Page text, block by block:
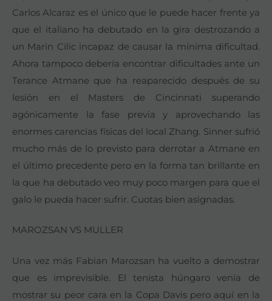
Carlos Alcaraz es el único que le puede hacer frente ya
que el italiano ha debutado en la gira destrozando a
un Marin Cilic incapaz de causar la mínima dificultad.
Ahora tampoco debería encontrar dificultades ante un
Terance Atmane que ha reaparecido después de su
lesión en el Masters de Cincinnati superando
agónicamente la fase previa y aprovechando las
enormes carencias físicas del local Zhang. Sinner sufrió
mucho más de lo previsto para derrotar a Atmane en
el último precedente pero en la forma tan brillante en
la que ha debutado veo muy poco margen para que el
galo le pueda hacer sufrir. Cuotas bien asignadas.
MAROZSAN VS MULLER
Una vez más Fabian Marozsan ha vuelto a demostrar
que es imprevisible. El tenista húngaro venía de
mostrar su peor cara en la Copa Davis pero aquí en la